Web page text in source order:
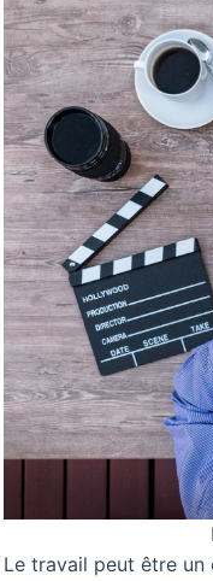
Le travail peut être un